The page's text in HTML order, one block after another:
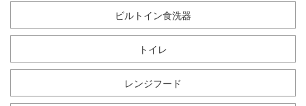
ビルトイン食洗器
トイレ
レンジフード